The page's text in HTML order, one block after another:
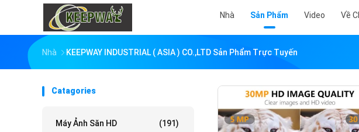
Nhà Sản Phẩm Video Về
Nhà KEEPWAY INDUSTRIAL ( ASIA ) CO.,LTD Sản Phẩm Trực Tuyến
Catagories
Máy Ảnh Săn HD (191)